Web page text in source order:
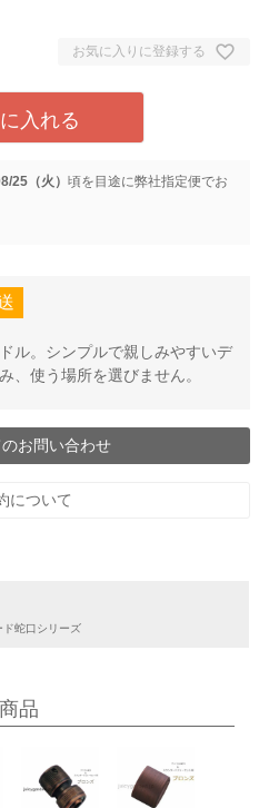
お気に入りに登録する
入れる
25（火） に弊社指定便でお
ル。シンプルで親しみやすいデ
、使う場所を選びません。
お問い合わせ
について
ド蛇口シリーズ
品